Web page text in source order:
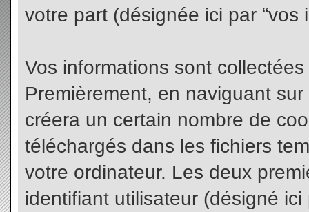
votre part (désignée ici par “vos
Vos informations sont
Premièrement, en naviguant
créera un certain nombre de
téléchargés dans les fichiers
votre ordinateur. Les deux
identifiant utilisateur (désigné ici